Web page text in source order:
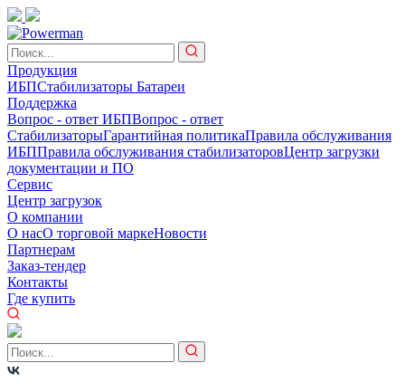
Продукция
ИБПСтабилизаторы Батареи
Поддержка
Вопрос - ответ ИБПВопрос - ответ
СтабилизаторыГарантийная политикаПравила обслуживания
ИБППравила обслуживания стабилизаторовЦентр загрузки
документации и ПО
Сервис
Центр загрузок
О компании
О насО торговой маркеНовости
Партнерам
Заказ-тендер
Контакты
Где купить